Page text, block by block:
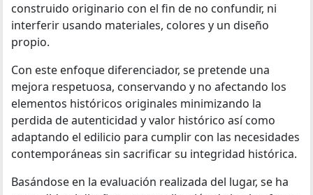
construido originario con el fin de no confundir, ni
interferir usando materiales, colores y un diseño
propio.
Con este enfoque diferenciador, se pretende una
mejora respetuosa, conservando y no afectando los
elementos históricos originales minimizando la
perdida de autenticidad y valor histórico así como
adaptando el edilicio para cumplir con las necesidades
contemporáneas sin sacrificar su integridad histórica.
Basándose en la evaluación realizada del lugar, se ha